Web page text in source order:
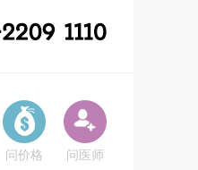
问价格 问医师